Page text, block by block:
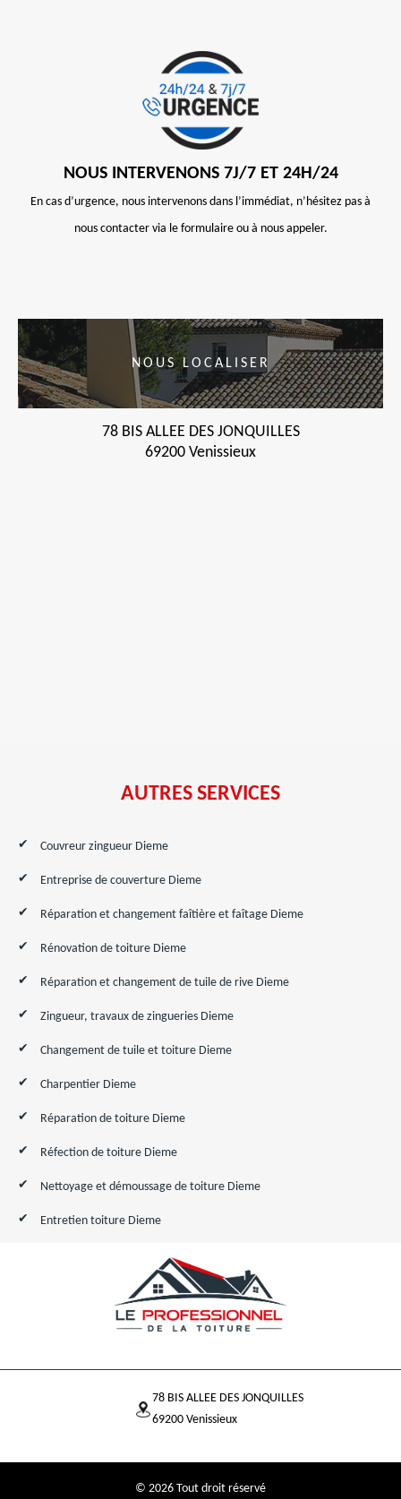
NOUS INTERVENONS 7J/7 ET 24H/24
En cas d’urgence, nous intervenons dans l’immédiat, n’hésitez pas à
nous contacter via le formulaire ou à nous appeler.
NOUS LOCALISER
78 BIS ALLEE DES JONQUILLES
69200 Venissieux
AUTRES SERVICES
Couvreur zingueur Dieme
Entreprise de couverture Dieme
Réparation et changement faîtière et faîtage Dieme
Rénovation de toiture Dieme
Réparation et changement de tuile de rive Dieme
Zingueur, travaux de zingueries Dieme
Changement de tuile et toiture Dieme
Charpentier Dieme
Réparation de toiture Dieme
Réfection de toiture Dieme
Nettoyage et démoussage de toiture Dieme
Entretien toiture Dieme
78 BIS ALLEE DES JONQUILLES
69200 Venissieux
© 2026 Tout droit réservé